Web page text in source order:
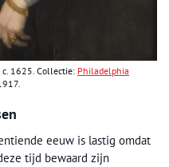
1625. Collectie: Philadelphia
eeuw is lastig omdat
tijd bewaard zijn